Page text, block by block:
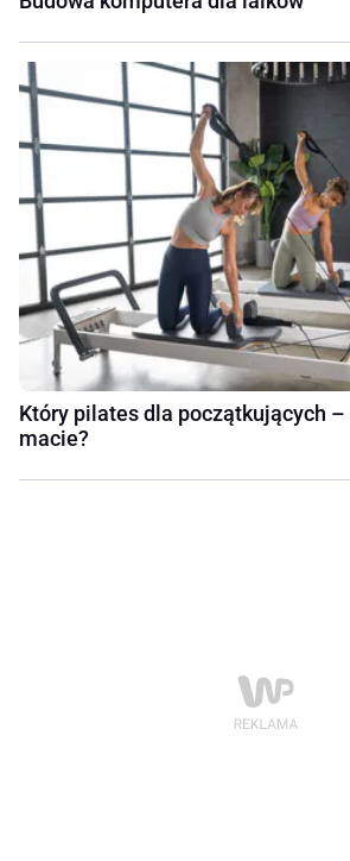
Który pilates dla początkujących –
macie?